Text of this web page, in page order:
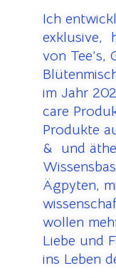
Ich
exklusive,
von Tee’s,
im Jahr
care
Produkte
& und
Ägpyten,
wollen
Liebe und
ins Leben